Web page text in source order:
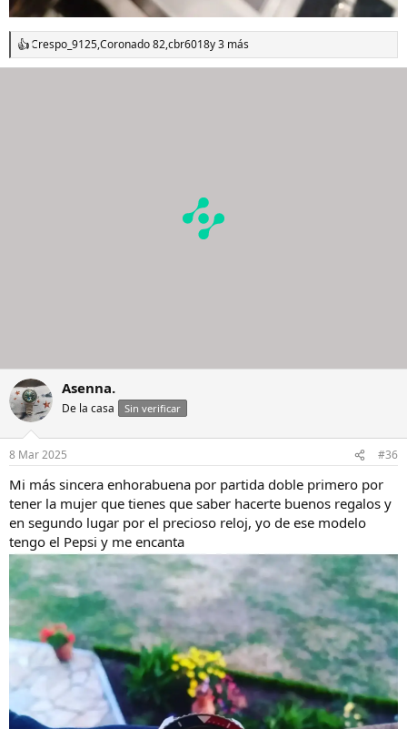
R
e
Crespo_9125,Coronado 82,cbr6018y 3 más
Asenna.
De la casa Sin verificar
8 Mar 2025 #36
Mi más sincera enhorabuena por partida doble primero por
tener la mujer que tienes que saber hacerte buenos regalos y
en segundo lugar por el precioso reloj, yo de ese modelo
tengo el Pepsi y me encanta